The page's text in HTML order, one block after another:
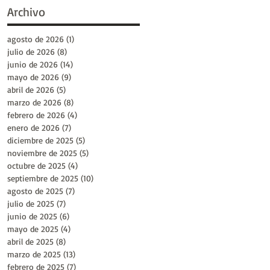
Archivo
agosto de 2026 (1)
julio de 2026 (8)
junio de 2026 (14)
mayo de 2026 (9)
abril de 2026 (5)
marzo de 2026 (8)
febrero de 2026 (4)
enero de 2026 (7)
diciembre de 2025 (5)
noviembre de 2025 (5)
octubre de 2025 (4)
septiembre de 2025 (10)
agosto de 2025 (7)
julio de 2025 (7)
junio de 2025 (6)
mayo de 2025 (4)
abril de 2025 (8)
marzo de 2025 (13)
febrero de 2025 (7)